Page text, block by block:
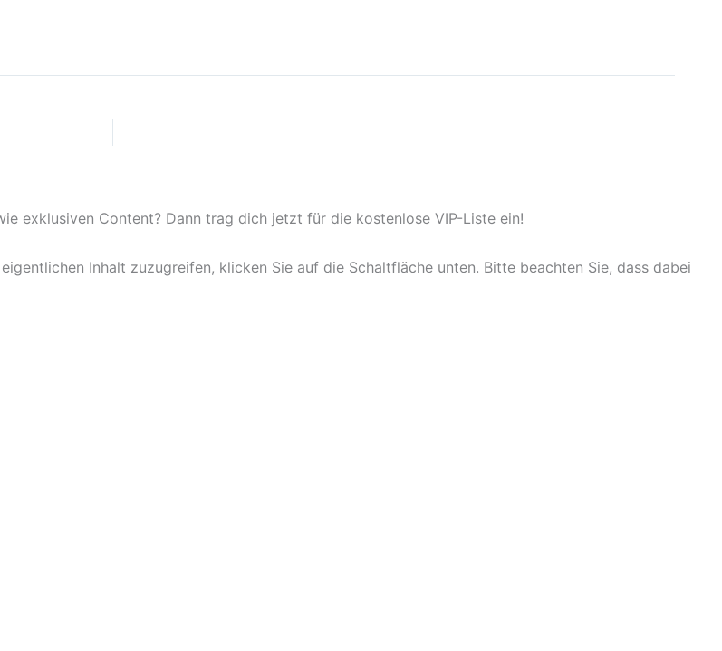
exklusiven Content? Dann trag dich jetzt für die kostenlose VIP-Liste ein!
Inhalt zuzugreifen, klicken Sie auf die Schaltfläche unten. Bitte beachten Sie, dass dabei